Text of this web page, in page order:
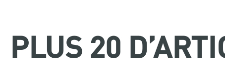
PLUS 20